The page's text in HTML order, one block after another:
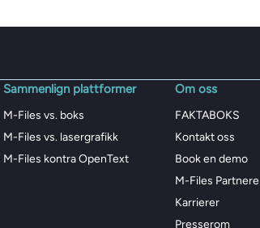
Sammenlign plattformer
M-Files vs. boks
M-Files vs. lasergrafikk
M-Files kontra OpenText
Om oss
FAKTABOKS
Kontakt oss
Book en demo
M-Files Partnere
Karrierer
Presserom